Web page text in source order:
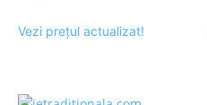
Vezi prețul actualizat!